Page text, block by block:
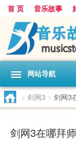
首 页 音乐故事
网站导航
> 剑网3 > 剑网3
剑网3在哪拜师